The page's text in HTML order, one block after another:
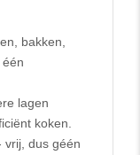
bakken,
lagen
koken.
vrij, dus géén